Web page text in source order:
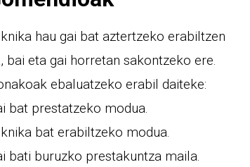
hau gai bat aztertzeko erabiltzen
bai eta gai horretan sakontzeko ere.
ebaluatzeko erabil daiteke:
bat prestatzeko modua.
bat erabiltzeko modua.
bati buruzko prestakuntza maila.